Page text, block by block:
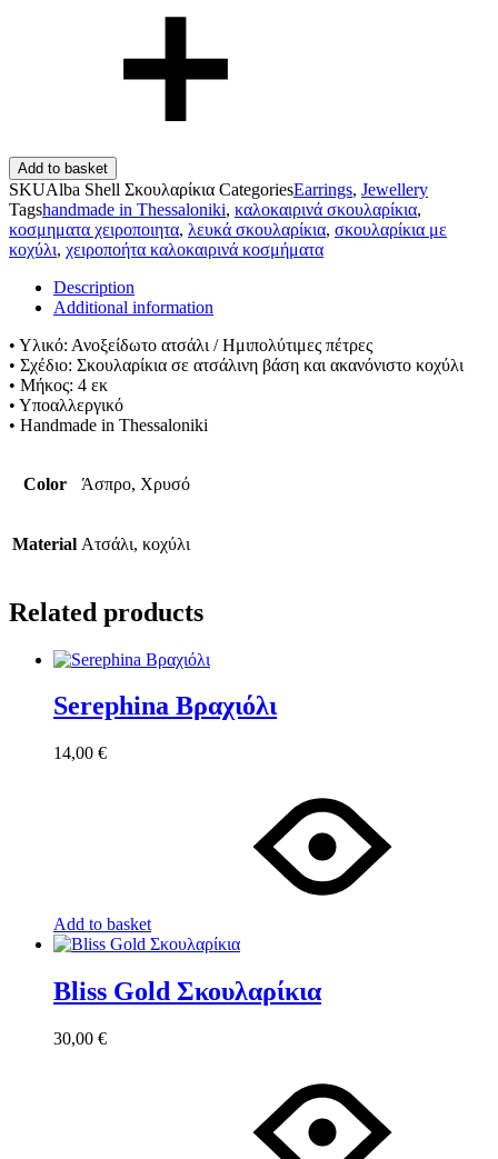
Add to basket
SKUAlba Shell Σκουλαρίκια CategoriesEarrings, Jewellery
Tagshandmade in Thessaloniki, καλοκαιρινά σκουλαρίκια,
κοσμηματα χειροποιητα, λευκά σκουλαρίκια, σκουλαρίκια με
κοχύλι, χειροποήτα καλοκαιρινά κοσμήματα
Description
Additional information
• Υλικό: Ανοξείδωτο ατσάλι / Ημιπολύτιμες πέτρες
• Σχέδιο: Σκουλαρίκια σε ατσάλινη βάση και ακανόνιστο κοχύλι
• Μήκος: 4 εκ
• Υποαλλεργικό
• Handmade in Thessaloniki
Color Άσπρο, Χρυσό
Material Ατσάλι, κοχύλι
Related products
Serephina Βραχιόλι
14,00 €
Add to basket
Bliss Gold Σκουλαρίκια
30,00 €